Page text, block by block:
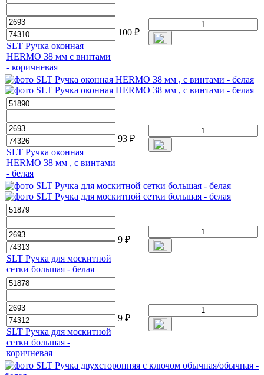
SLT Ручка оконная
HERMO 38 мм с винтами
- коричневая
100 ₽
SLT Ручка оконная
HERMO 38 мм , с винтами
- белая
93 ₽
SLT Ручка для москитной
сетки большая - белая
9 ₽
SLT Ручка для москитной
сетки большая -
коричневая
9 ₽